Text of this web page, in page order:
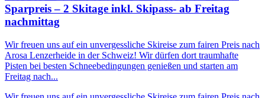
Sparpreis – 2 Skitage inkl. Skipass- ab Freitag
nachmittag
Wir freuen uns auf ein unvergessliche Skireise zum fairen Preis nach
Arosa Lenzerheide in der Schweiz! Wir dürfen dort traumhafte
Pisten bei besten Schneebedingungen genießen und starten am
Freitag nach...